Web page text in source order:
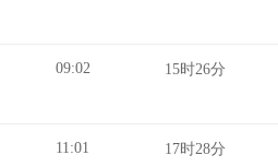
09:02 15时26分
11:01 17时28分